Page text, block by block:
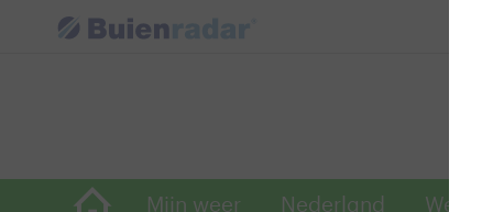
Mijn weer Nederland